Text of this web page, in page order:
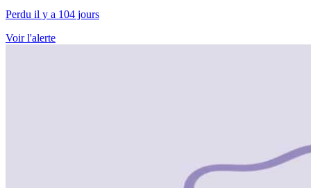
Perdu il y a 104 jours
Voir l'alerte